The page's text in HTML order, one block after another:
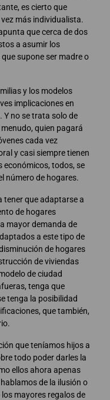
es cierto que
más individualista.
que cerca de dos
a asumir los
supone ser madre o
y los modelos
implicaciones en
no se trata solo de
quien pagará
cada vez
y casi siempre tienen
económicos, todos, se
número de hogares.
tener que adaptarse a
de hogares
mayor demanda de
a este tipo de
de hogares
de viviendas
de ciudad
tenga que
tenga la posibilidad
que también,
que teníamos hijos a
todo poder darles la
ellos ahora apenas
de la ilusión o
mayores regalos de